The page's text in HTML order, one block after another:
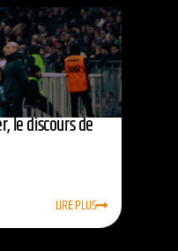
le discours de
LIRE PLUS